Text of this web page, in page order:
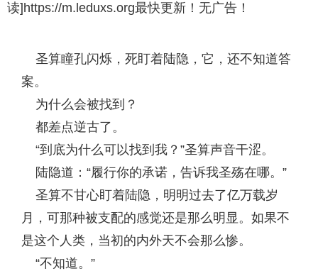
读]https://m.leduxs.org最快更新！无广告！
圣算瞳孔闪烁，死盯着陆隐，它，还不知道答
案。
为什么会被找到？
都差点逆古了。
“到底为什么可以找到我？”圣算声音干涩。
陆隐道：“履行你的承诺，告诉我圣殇在哪。”
圣算不甘心盯着陆隐，明明过去了亿万载岁
月，可那种被支配的感觉还是那么明显。如果不
是这个人类，当初的内外天不会那么惨。
“不知道。”